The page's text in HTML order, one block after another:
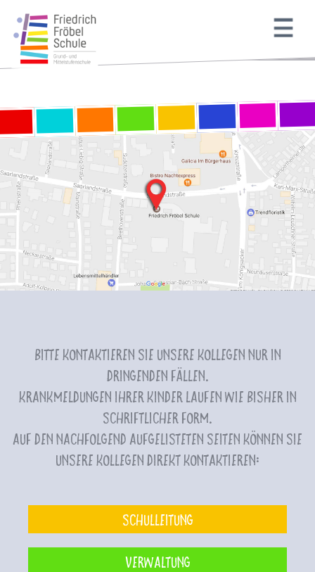
Bitte kontaktieren Sie unsere Kollegen nur in
dringenden Fällen.
Krankmeldungen Ihrer Kinder laufen wie bisher in
schriftlicher Form.
Auf den nachfolgend aufgelisteten Seiten können Sie
unsere Kollegen direkt kontaktieren:
Schulleitung
Verwaltung